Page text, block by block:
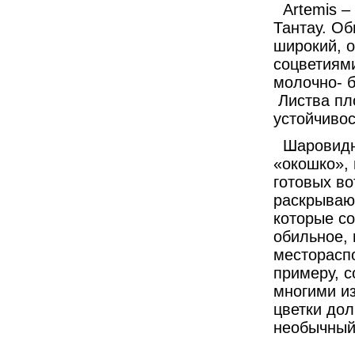
Artemis –
Тантау.
широкий,
молочно-
Листва
«окошко»,
готовых
которые
обильное,
примеру,
многими
цветки